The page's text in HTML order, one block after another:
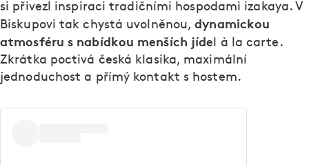
si přivezl inspiraci tradičními hospodami izakaya. V
Biskupovi tak chystá uvolněnou,dynamickou
atmosféru s nabídkou menších jíde l à la carte.
Zkrátka poctivá česká klasika, maximální
jednoduchost a přímý kontakt s hostem.